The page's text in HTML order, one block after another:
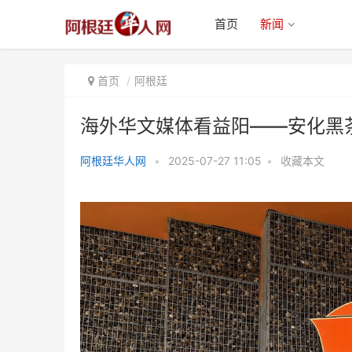
首页 新闻
首页 阿根廷
海外华文媒体看益阳——安化黑
阿根廷华人网 • 2025-07-27 11:05 • 收藏本文